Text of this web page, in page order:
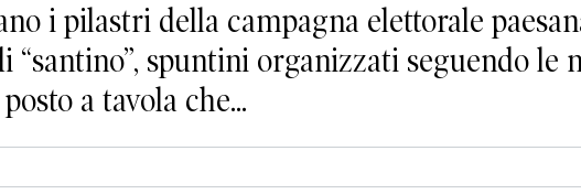
i pilastri della campagna elettorale
“santino”, spuntini organizzati seguendo le
a tavola che...